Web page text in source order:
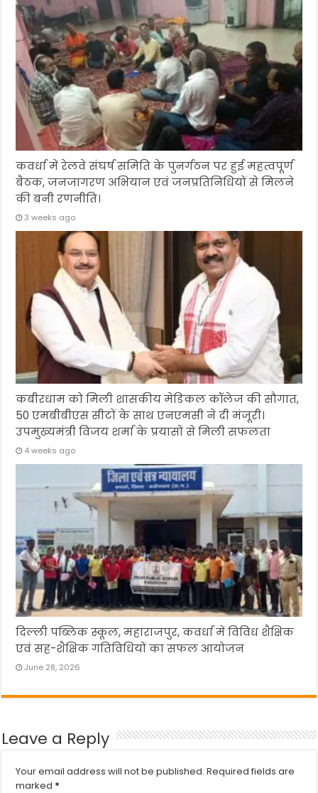
कवर्धा में रेलवे संघर्ष समिति के पुनर्गठन पर हुई महत्वपूर्ण
बैठक, जनजागरण अभियान एवं जनप्रतिनिधियों से मिलने
की बनी रणनीति।
3 weeks ago
कबीरधाम को मिली शासकीय मेडिकल कॉलेज की सौगात,
50 एमबीबीएस सीटों के साथ एनएमसी ने दी मंजूरी।
उपमुख्यमंत्री विजय शर्मा के प्रयासों से मिली सफलता
4 weeks ago
दिल्ली पब्लिक स्कूल, महाराजपुर, कवर्धा में विविध शैक्षिक
एवं सह-शैक्षिक गतिविधियों का सफल आयोजन
June 28, 2026
Leave a Reply
Your email address will not be published. Required fields are
marked *